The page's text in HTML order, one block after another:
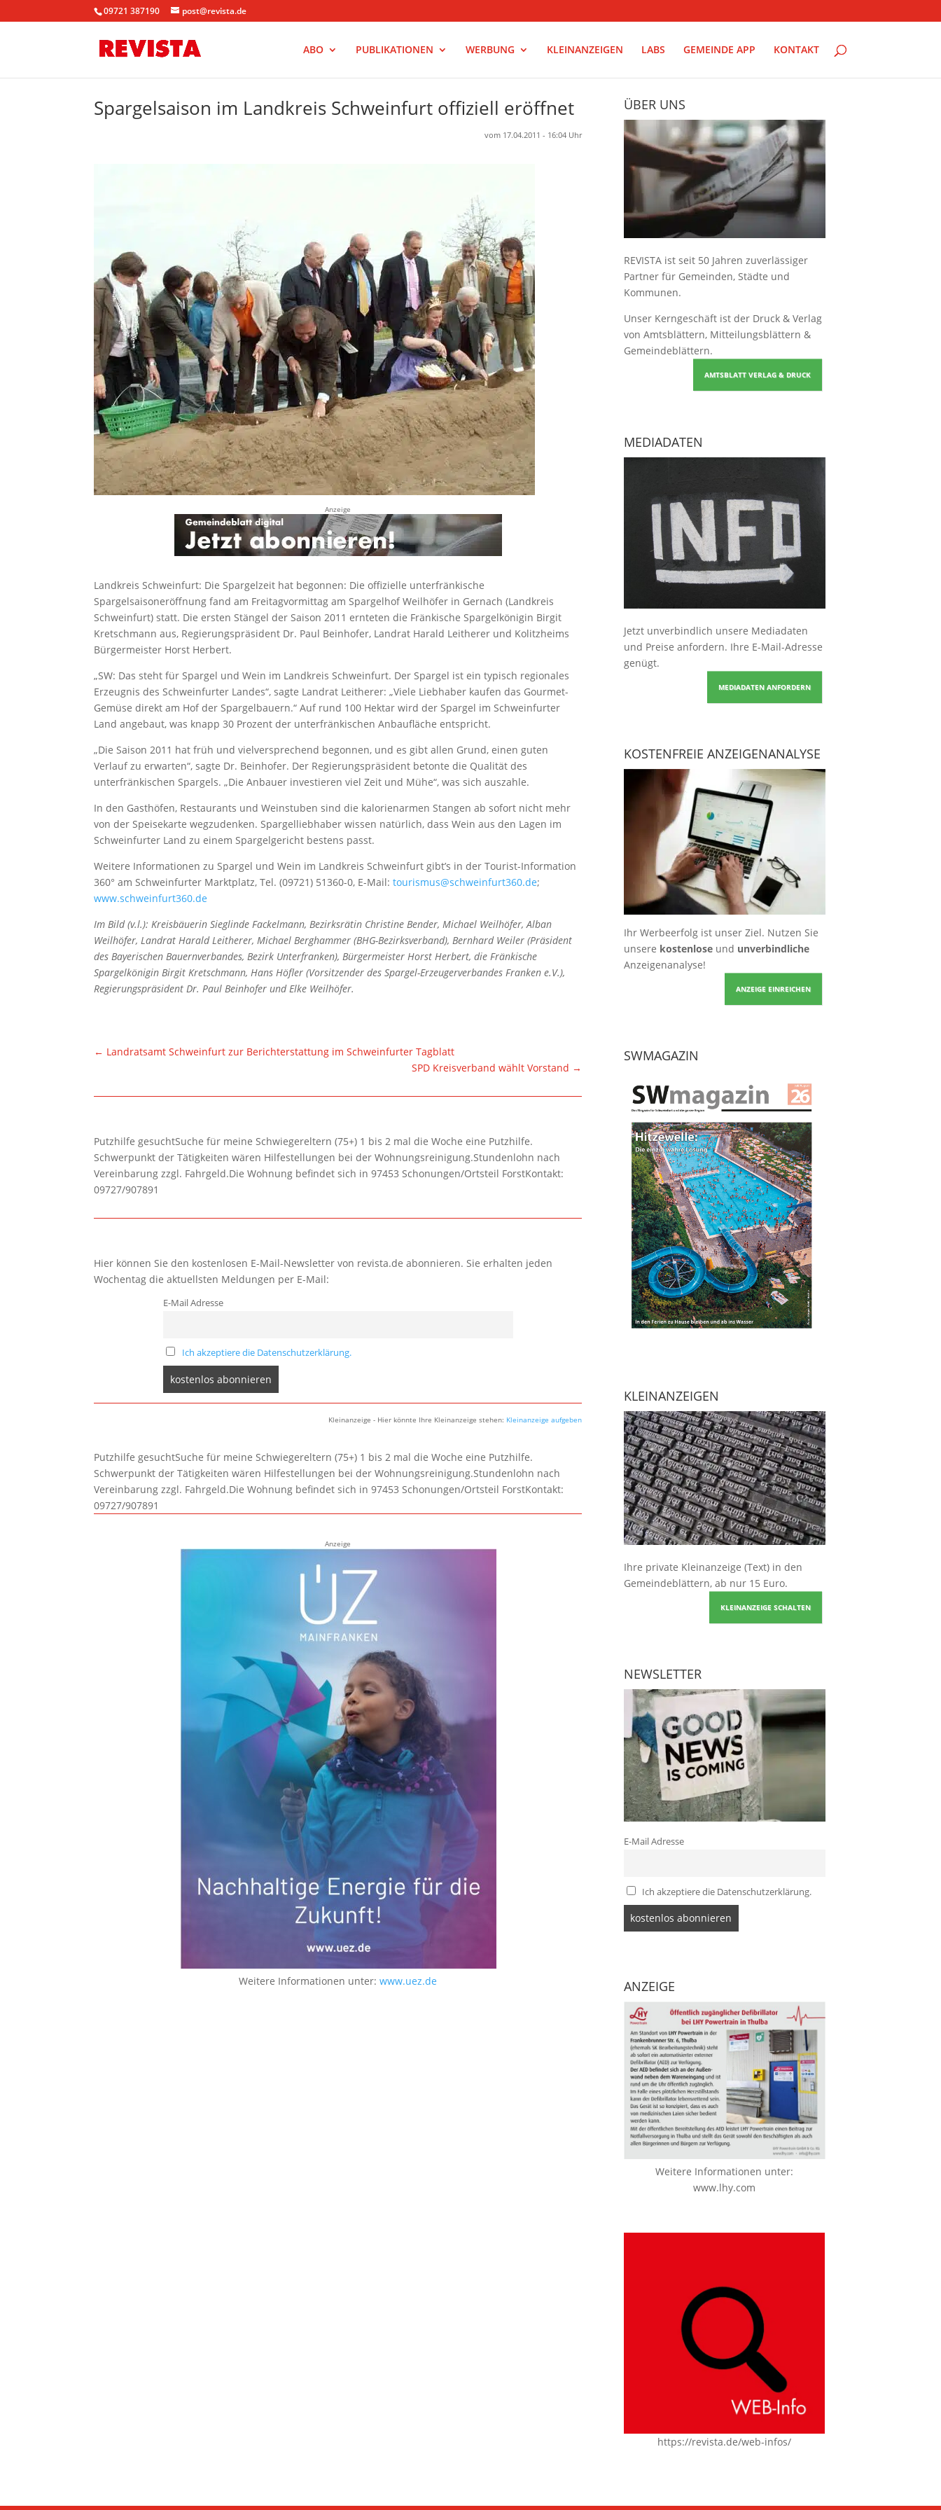
09721 387190 post@revista.de
ABO PUBLIKATIONEN WERBUNG KLEINANZEIGEN LABS GEMEINDE APP KONTAKT
Spargelsaison im Landkreis Schweinfurt offiziell eröffnet
vom 17.04.2011 - 16:04 Uhr
Anzeige
Landkreis Schweinfurt: Die Spargelzeit hat begonnen: Die offizielle unterfränkische
Spargelsaisoneröffnung fand am Freitagvormittag am Spargelhof Weilhöfer in Gernach (Landkreis
Schweinfurt) statt. Die ersten Stängel der Saison 2011 ernteten die Fränkische Spargelkönigin Birgit
Kretschmann aus, Regierungspräsident Dr. Paul Beinhofer, Landrat Harald Leitherer und Kolitzheims
Bürgermeister Horst Herbert.
„SW: Das steht für Spargel und Wein im Landkreis Schweinfurt. Der Spargel ist ein typisch regionales
Erzeugnis des Schweinfurter Landes“, sagte Landrat Leitherer: „Viele Liebhaber kaufen das Gourmet-
Gemüse direkt am Hof der Spargelbauern.“ Auf rund 100 Hektar wird der Spargel im Schweinfurter
Land angebaut, was knapp 30 Prozent der unterfränkischen Anbaufläche entspricht.
„Die Saison 2011 hat früh und vielversprechend begonnen, und es gibt allen Grund, einen guten
Verlauf zu erwarten“, sagte Dr. Beinhofer. Der Regierungspräsident betonte die Qualität des
unterfränkischen Spargels. „Die Anbauer investieren viel Zeit und Mühe“, was sich auszahle.
In den Gasthöfen, Restaurants und Weinstuben sind die kalorienarmen Stangen ab sofort nicht mehr
von der Speisekarte wegzudenken. Spargelliebhaber wissen natürlich, dass Wein aus den Lagen im
Schweinfurter Land zu einem Spargelgericht bestens passt.
Weitere Informationen zu Spargel und Wein im Landkreis Schweinfurt gibt’s in der Tourist-Information
360° am Schweinfurter Marktplatz, Tel. (09721) 51360-0, E-Mail:tourismus@schweinfurt360.de;
www.schweinfurt360.de
Im Bild (v.l.): Kreisbäuerin Sieglinde Fackelmann, Bezirksrätin Christine Bender, Michael Weilhöfer, Alban
Weilhöfer, Landrat Harald Leitherer, Michael Berghammer (BHG-Bezirksverband), Bernhard Weiler (Präsident
des Bayerischen Bauernverbandes, Bezirk Unterfranken), Bürgermeister Horst Herbert, die Fränkische
Spargelkönigin Birgit Kretschmann, Hans Höfler (Vorsitzender des Spargel-Erzeugerverbandes Franken e.V.),
Regierungspräsident Dr. Paul Beinhofer und Elke Weilhöfer.
← Landratsamt Schweinfurt zur Berichterstattung im Schweinfurter Tagblatt
SPD Kreisverband wählt Vorstand →
Putzhilfe gesuchtSuche für meine Schwiegereltern (75+) 1 bis 2 mal die Woche eine Putzhilfe.
Schwerpunkt der Tätigkeiten wären Hilfestellungen bei der Wohnungsreinigung.Stundenlohn nach
Vereinbarung zzgl. Fahrgeld.Die Wohnung befindet sich in 97453 Schonungen/Ortsteil ForstKontakt:
09727/907891
Hier können Sie den kostenlosen E-Mail-Newsletter von revista.de abonnieren. Sie erhalten jeden
Wochentag die aktuellsten Meldungen per E-Mail:
E-Mail Adresse
Ich akzeptiere die Datenschutzerklärung.
Kleinanzeige - Hier könnte Ihre Kleinanzeige stehen: Kleinanzeige aufgeben
Putzhilfe gesuchtSuche für meine Schwiegereltern (75+) 1 bis 2 mal die Woche eine Putzhilfe.
Schwerpunkt der Tätigkeiten wären Hilfestellungen bei der Wohnungsreinigung.Stundenlohn nach
Vereinbarung zzgl. Fahrgeld.Die Wohnung befindet sich in 97453 Schonungen/Ortsteil ForstKontakt:
09727/907891
Anzeige
Weitere Informationen unter:www.uez.de
ÜBER UNS
REVISTA ist seit 50 Jahren zuverlässiger
Partner für Gemeinden, Städte und
Kommunen.
Unser Kerngeschäft ist der Druck & Verlag
von Amtsblättern, Mitteilungsblättern &
Gemeindeblättern.
AMTSBLATT VERLAG & DRUCK
MEDIADATEN
Jetzt unverbindlich unsere Mediadaten
und Preise anfordern. Ihre E-Mail-Adresse
genügt.
MEDIADATEN ANFORDERN
KOSTENFREIE ANZEIGENANALYSE
Ihr Werbeerfolg ist unser Ziel. Nutzen Sie
unsere kostenloseund unverbindliche
Anzeigenanalyse!
ANZEIGE EINREICHEN
SWMAGAZIN
KLEINANZEIGEN
Ihre private Kleinanzeige (Text) in den
Gemeindeblättern, ab nur 15 Euro.
KLEINANZEIGE SCHALTEN
NEWSLETTER
E-Mail Adresse
Ich akzeptiere die Datenschutzerklärung.
ANZEIGE
Weitere Informationen unter:
www.lhy.com
https://revista.de/web-infos/